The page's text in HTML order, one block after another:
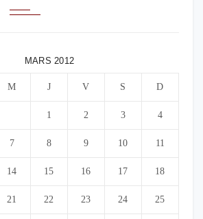
MARS 2012
M J V S D
1 2 3 4
7 8 9 10 11
14 15 16 17 18
21 22 23 24 25